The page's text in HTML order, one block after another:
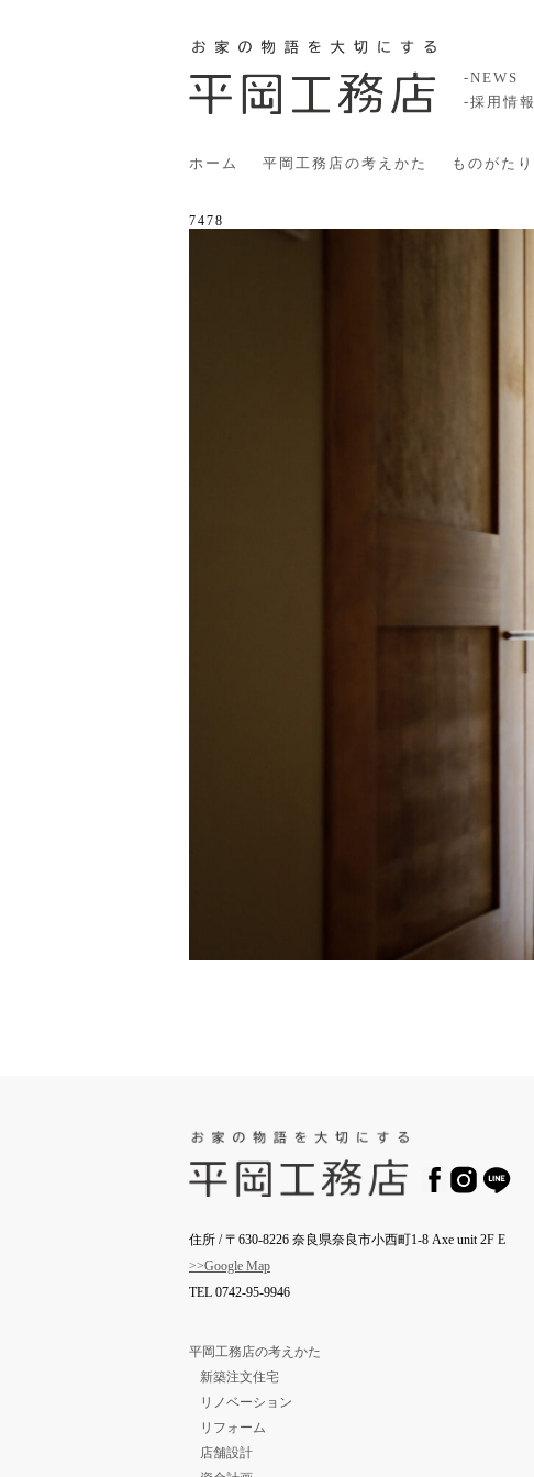
-NEWS
-採用情報
ホーム 平岡工務店の考えかた ものがたり
7478
住所 / 〒630-8226 奈良県奈良市小西町1-8 Axe unit 2F E
>>Google Map
TEL 0742-95-9946
平岡工務店の考えかた
新築注文住宅
リノベーション
リフォーム
店舗設計